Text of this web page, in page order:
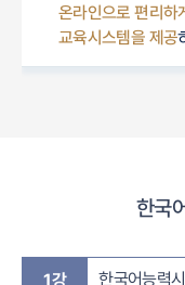
온라인으로 편리하
교육시스템을 제공
한국
1강 한국어능력